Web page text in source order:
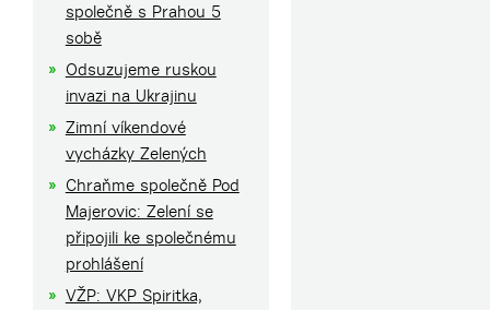
společně s Prahou 5
sobě
Odsuzujeme ruskou
invazi na Ukrajinu
Zimní víkendové
vycházky Zelených
Chraňme společně Pod
Majerovic: Zelení se
připojili ke společnému
prohlášení
VŽP: VKP Spiritka,